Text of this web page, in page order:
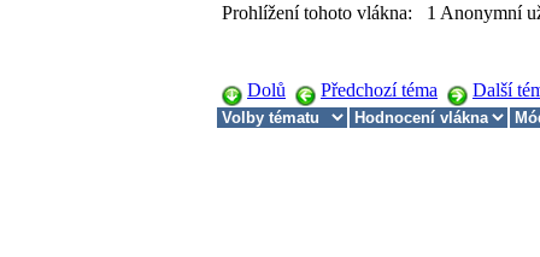
Prohlížení tohoto vlákna: 1 Anonymní
Dolů Předchozí téma Další